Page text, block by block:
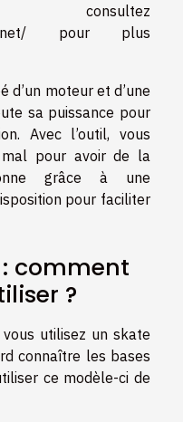
pour plus
d’un moteur et d’une
sa puissance pour
Avec l’outil, vous
mal pour avoir de la
grâce à une
pour faciliter
comment
?
utilisez un skate
connaître les bases
ce modèle-ci de